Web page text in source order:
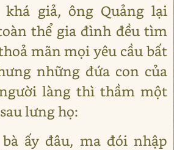
giả, ông Quảng lại
thể gia đình đều tìm
mãn mọi yêu cầu bất
những đứa con của
làng thì thầm một
lưng họ:
ấy đâu, ma đói nhập